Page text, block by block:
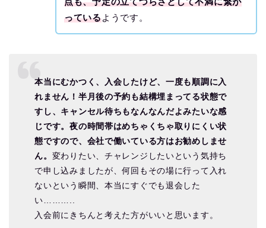
っているようです。
本当にむかつく、入会したけど、一度も順調に入
れません！半月後の予約も結構埋まってる状態で
すし、キャンセル待ちもなんなんだよみたいな感
じです。夜の時間帯はめちゃくちゃ取りにくい状
態ですので、会社で働いている方はお勧めしませ
ん。 変わりたい、チャレンジしたいという気持ち
で申し込みましたが、何回もその場に行って入れ
ないという瞬間、本当にすぐでも退会した
い………..
入会前にきちんと考えた方がいいと思います。